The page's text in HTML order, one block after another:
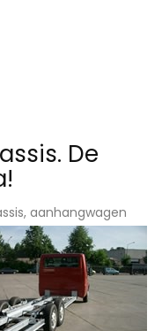
De
aanhangwagen